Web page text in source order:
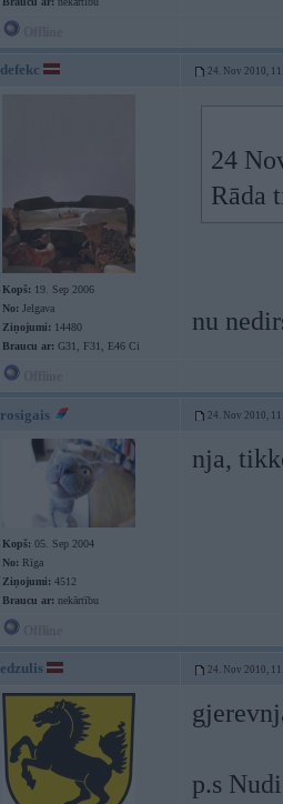
defekc 24. Nov 2010,
Kopš: 19. Sep 2006
No: Jelgava
Ziņojumi: 14480
Braucu ar: G31, F31, E46 Ci
24
Rāda
nu
rosigais 24. Nov 2010,
Kopš: 05. Sep 2004
No: Rīga
Ziņojumi: 4512
Braucu ar: nekārtību
nja,
edzulis 24. Nov 2010,
p.s